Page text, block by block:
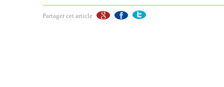
Partager cet article